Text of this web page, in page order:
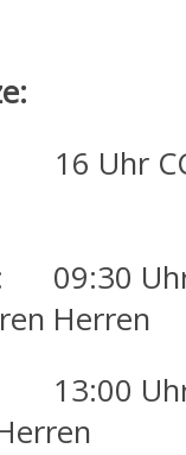
Uhr CC
09:30
Herren
Uhr